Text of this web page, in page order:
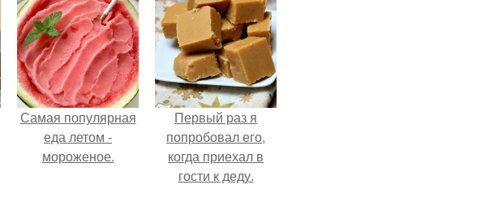
Самая популярная
еда летом -
мороженое.
Первый раз я
попробовал его,
когда приехал в
гости к деду.